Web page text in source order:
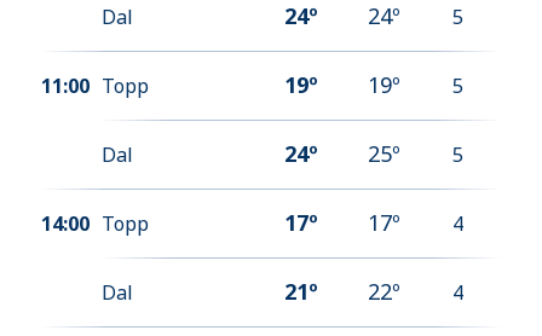
Dal 24º 24º 5
11:00 Topp 19º 19º 5
Dal 24º 25º 5
14:00 Topp 17º 17º 4
Dal 21º 22º 4